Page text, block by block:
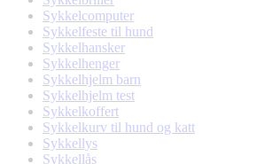
Sykkelcomputer
Sykkelfeste til hund
Sykkelhansker
Sykkelhenger
Sykkelhjelm barn
Sykkelhjelm test
Sykkelkoffert
Sykkelkurv til hund og katt
Sykkellys
Sykkellås